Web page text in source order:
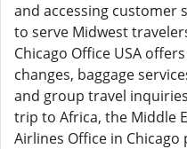
and accessing customer
to serve Midwest
Chicago Office USA
changes, baggage
and group travel
trip to Africa, the Middle
Airlines Office in